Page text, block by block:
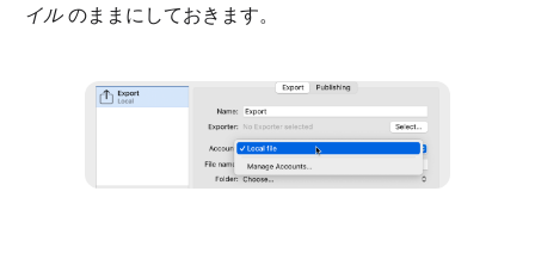
イルのままにしておきます。